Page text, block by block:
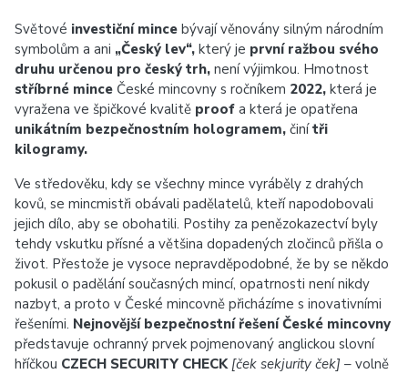
Světové investiční mince bývají věnovány silným národním
symbolům a ani „Český lev“, který je první ražbou svého
druhu určenou pro český trh, není výjimkou. Hmotnost
stříbrné mince České mincovny s ročníkem 2022, která je
vyražena ve špičkové kvalitě proof a která je opatřena
unikátním bezpečnostním hologramem, činítři
kilogramy.
Ve středověku, kdy se všechny mince vyráběly z drahých
kovů, se mincmistři obávali padělatelů, kteří napodobovali
jejich dílo, aby se obohatili. Postihy za penězokazectví byly
tehdy vskutku přísné a většina dopadených zločinců přišla o
život. Přestože je vysoce nepravděpodobné, že by se někdo
pokusil o padělání současných mincí, opatrnosti není nikdy
nazbyt, a proto v České mincovně přicházíme s inovativními
řešeními. Nejnovější bezpečnostní řešení České mincovny
představuje ochranný prvek pojmenovaný anglickou slovní
hříčkou CZECH SECURITY CHECK [ček sekjurity ček] – volně